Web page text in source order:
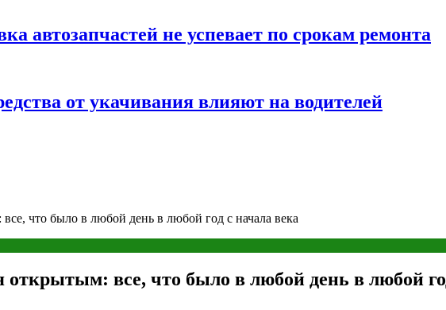
автозапчастей не успевает по срокам ремонта
от укачивания влияют на водителей
что было в любой день в любой год с начала века
все, что было в любой день в любой